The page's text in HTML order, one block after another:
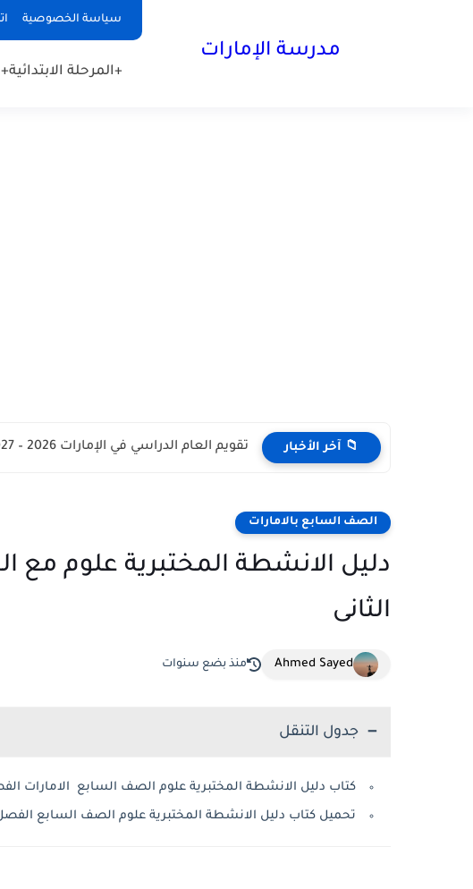
سياسة الخصوصية
مدرسة الإمارات
+المرحلة الابتدائية
📁 آخر الأخبار تقويم العام الدراسي في الإمارات 2026 – 2027 - مواعيد...
الصف السابع بالامارات
دليل الانشطة المختبرية علوم
الثانى
Ahmed Sayed منذ بضع سنوات
جدول التنقل
كتاب دليل الانشطة المختبرية علوم الصف السابع الامارات
تحميل كتاب دليل الانشطة المختبرية علوم الصف السابع الفصل